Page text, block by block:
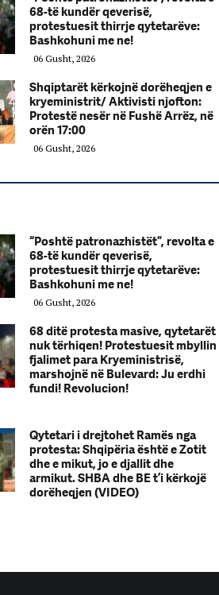
68-të kundër qeverisë,
protestuesit thirrje qytetarëve:
Bashkohuni me ne!
06 Gusht, 2026
Shqiptarët kërkojnë dorëheqjen e
kryeministrit/ Aktivisti njofton:
Protestë nesër në Fushë Arrëz, në
orën 17:00
06 Gusht, 2026
“Poshtë patronazhistët”, revolta e
68-të kundër qeverisë,
protestuesit thirrje qytetarëve:
Bashkohuni me ne!
06 Gusht, 2026
68 ditë protesta masive, qytetarët
nuk tërhiqen! Protestuesit mbyllin
fjalimet para Kryeministrisë,
marshojnë në Bulevard: Ju erdhi
fundi! Revolucion!
Qytetari i drejtohet Ramës nga
protesta: Shqipëria është e Zotit
dhe e mikut, jo e djallit dhe
armikut. SHBA dhe BE t’i kërkojë
dorëheqjen (VIDEO)